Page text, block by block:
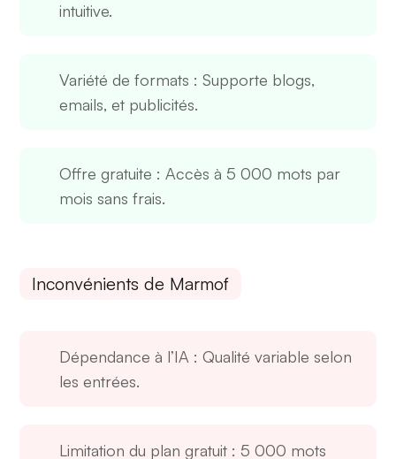
intuitive.
Variété de formats : Supporte blogs,
emails, et publicités.
Offre gratuite : Accès à 5 000 mots par
mois sans frais.
Inconvénients de Marmof
Dépendance à l’IA : Qualité variable selon
les entrées.
Limitation du plan gratuit : 5 000 mots